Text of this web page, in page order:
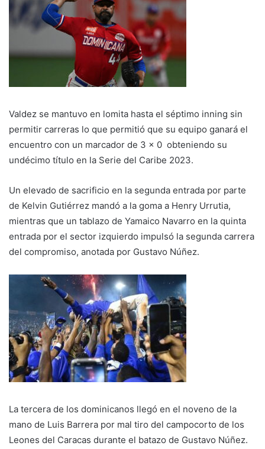
Valdez se mantuvo en lomita hasta el séptimo inning sin
permitir carreras lo que permitió que su equipo ganará el
encuentro con un marcador de 3 x 0 obteniendo su
undécimo título en la Serie del Caribe 2023.
Un elevado de sacrificio en la segunda entrada por parte
de Kelvin Gutiérrez mandó a la goma a Henry Urrutia,
mientras que un tablazo de Yamaico Navarro en la quinta
entrada por el sector izquierdo impulsó la segunda carrera
del compromiso, anotada por Gustavo Núñez.
La tercera de los dominicanos llegó en el noveno de la
mano de Luis Barrera por mal tiro del campocorto de los
Leones del Caracas durante el batazo de Gustavo Núñez.